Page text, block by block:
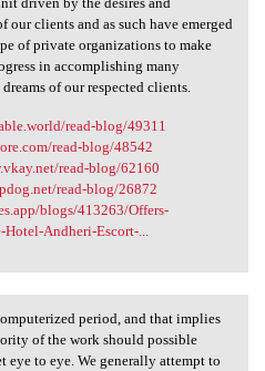
unit driven by the
clients and as such have emerged
of private organizations to make
in accomplishing many
of our respected clients.
read-blog/49311
read-blog/48542
read-blog/62160
read-blog/26872
blogs/413263/Offers-
Hotel-Andheri-Escort-...
period, and that implies
of the work should possible
eye to eye. We generally attempt to